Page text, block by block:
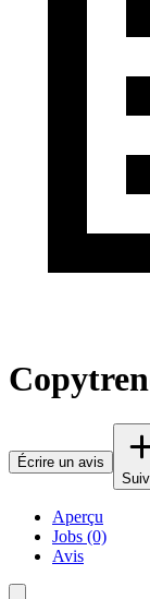
Écrire un avis
Aperçu
Jobs (0)
Avis